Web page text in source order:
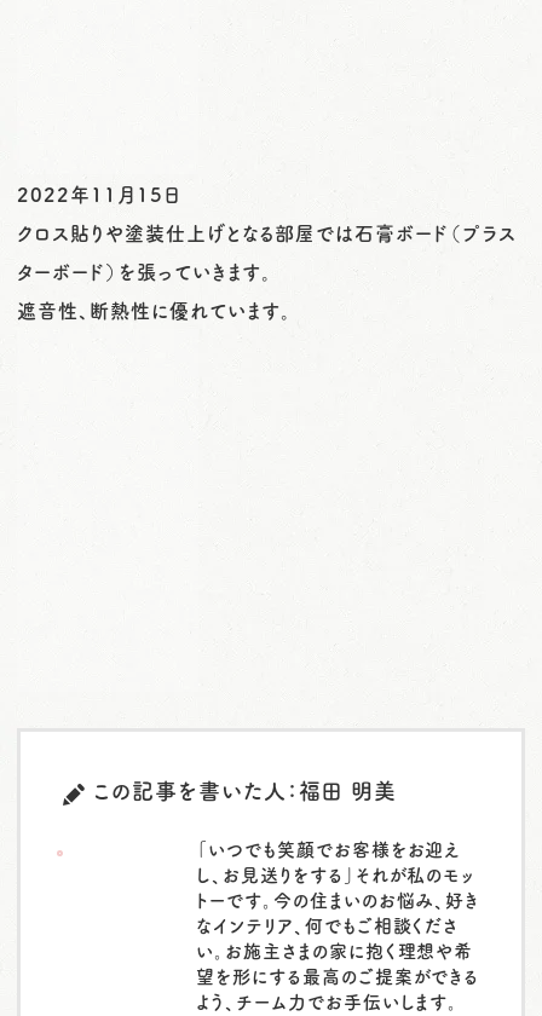
2022年11月15日
クロス貼りや塗装仕上げとなる部屋では石膏ボード（プラス
ターボード）を張っていきます。
遮音性、断熱性に優れています。
この記事を書いた人：福田 明美
「いつでも笑顔でお客様をお迎え
し、お見送りをする」それが私のモッ
トーです。今の住まいのお悩み、好き
なインテリア、何でもご相談くださ
い。お施主さまの家に抱く理想や希
望を形にする最高のご提案ができる
よう、チーム力でお手伝いします。